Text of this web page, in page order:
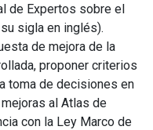
de Expertos sobre el
sigla en inglés).
de mejora de la
proponer criterios
toma de decisiones en
al Atlas de
con la Ley Marco de